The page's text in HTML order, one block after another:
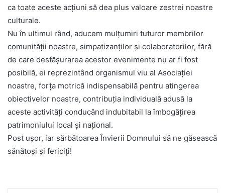
ca toate aceste acțiuni să dea plus valoare zestrei noastre
culturale.
Nu în ultimul rând, aducem mulțumiri tuturor membrilor
comunității noastre, simpatizanților și colaboratorilor, fără
de care desfășurarea acestor evenimente nu ar fi fost
posibilă, ei reprezintând organismul viu al Asociației
noastre, forța motrică indispensabilă pentru atingerea
obiectivelor noastre, contribuția individuală adusă la
aceste activități conducând indubitabil la îmbogățirea
patrimoniului local și național.
Post ușor, iar sărbătoarea Învierii Domnului să ne găsească
sănătoși și fericiți!